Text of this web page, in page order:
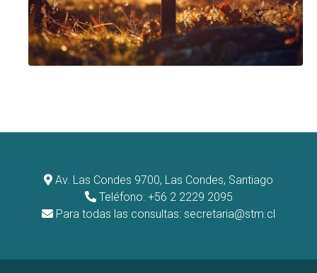
Av. Las Condes 9700, Las Condes, Santiago
Teléfono: +56 2 2229 2095
Para todas las consultas: secretaria@stm.cl